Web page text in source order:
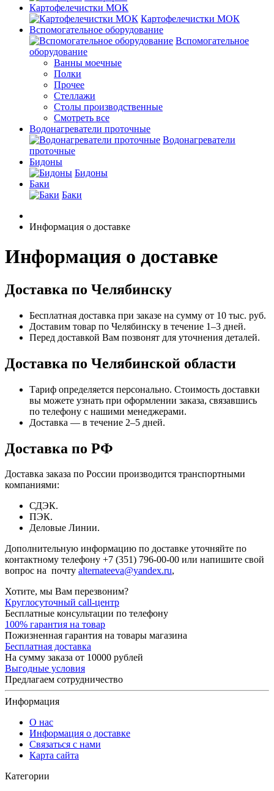
Картофелечистки МОК
Картофелечистки МОК
Вспомогательное оборудование
Вспомогательное
оборудование
Ванны моечные
Полки
Прочее
Стеллажи
Столы производственные
Смотреть все
Водонагреватели проточные
Водонагреватели
проточные
Бидоны
Бидоны
Баки
Баки
Информация о доставке
Информация о доставке
Доставка по Челябинску
Бесплатная доставка при заказе на сумму от 10 тыс. руб.
Доставим товар по Челябинску в течение 1–3 дней.
Перед доставкой Вам позвонят для уточнения деталей.
Доставка по Челябинской области
Тариф определяется персонально. Стоимость доставки
вы можете узнать при оформлении заказа, связавшись
по телефону с нашими менеджерами.
Доставка — в течение 2–5 дней.
Доставка по РФ
Доставка заказа по России производится транспортными
компаниями:
СДЭК.
ПЭК.
Деловые Линии.
Дополнительную информацию по доставке уточняйте по
контактному телефону +7 (351) 796-00-00 или напишите свой
вопрос на почту alternateeva@yandex.ru,
Хотите, мы Вам перезвоним?
Круглосуточный call-центр
Бесплатные консультации по телефону
100% гарантия на товар
Пожизненная гарантия на товары магазина
Бесплатная доставка
На сумму заказа от 10000 рублей
Выгодные условия
Предлагаем сотрудничество
Информация
О нас
Информация о доставке
Связаться с нами
Карта сайта
Категории